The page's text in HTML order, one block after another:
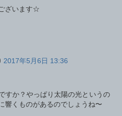
ざいます☆
2017年5月6日 13:36
すか？やっぱり太陽の光というの
響くものがあるのでしょうね〜